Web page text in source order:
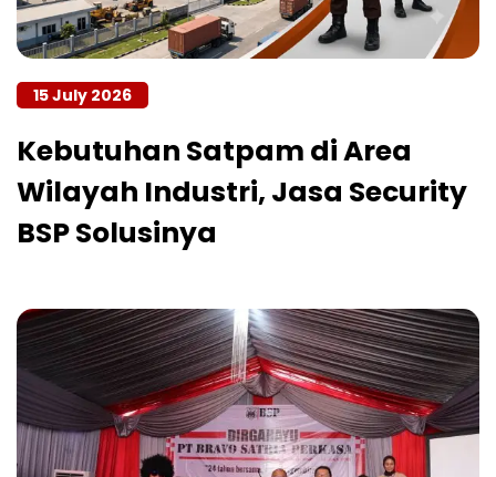
15 July 2026
Kebutuhan Satpam di Area
Wilayah Industri, Jasa Security
BSP Solusinya